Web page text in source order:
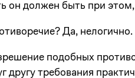
он должен быть при
Да, нелогично.
подобных
другу требования